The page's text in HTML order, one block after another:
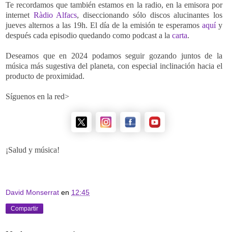
Te recordamos que también estamos en la radio, en la emisora por
internet Ràdio Alfacs, diseccionando sólo discos alucinantes los
jueves alternos a las 19h. El día de la emisión te esperamos aquíy
después cada episodio quedando como podcast a la carta.
Deseamos que en 2024 podamos seguir gozando juntos de la
música más sugestiva del planeta, con especial inclinación hacia el
producto de proximidad.
Síguenos en la red>
¡Salud y música!
David Monserrat en 12:45
Compartir